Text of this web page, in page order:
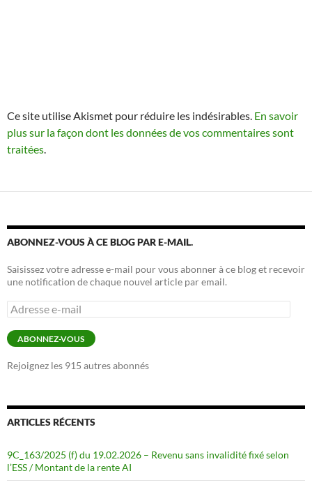
Ce site utilise Akismet pour réduire les indésirables. En savoir
plus sur la façon dont les données de vos commentaires sont
traitées.
ABONNEZ-VOUS À CE BLOG PAR E-MAIL.
Saisissez votre adresse e-mail pour vous abonner à ce blog et recevoir
une notification de chaque nouvel article par email.
Adresse
e-
mail
ABONNEZ-VOUS
Rejoignez les 915 autres abonnés
ARTICLES RÉCENTS
9C_163/2025 (f) du 19.02.2026 – Revenu sans invalidité fixé selon
l’ESS / Montant de la rente AI